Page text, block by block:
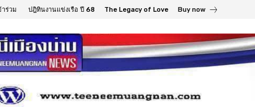
ร่วม ปฎิทินงานแข่งเรือ ปี 68 The Legacy of Love Buy now